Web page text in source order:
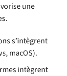
une
s’intègrent
macOS).
intègrent